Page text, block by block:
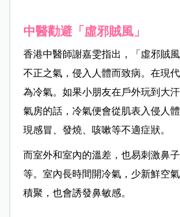
中醫勸避「虛邪賊風」
香港中醫師謝嘉雯指出，「虛邪賊
不正之氣，侵入人體而致病。在現
為冷氣。如果小朋友在戶外玩到大
氣房的話，冷氣便會從肌表入侵人
現感冒、發燒、咳嗽等不適症狀。
而室外和室內的溫差，也易刺激鼻
等。室內長時間開冷氣，少新鮮空
積聚，也會誘發鼻敏感。